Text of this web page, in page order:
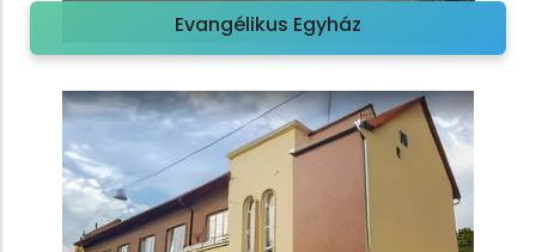
Evangélikus Egyház